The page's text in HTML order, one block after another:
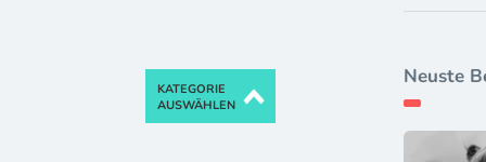
Neuste
KATEGORIE
AUSWÄHLEN